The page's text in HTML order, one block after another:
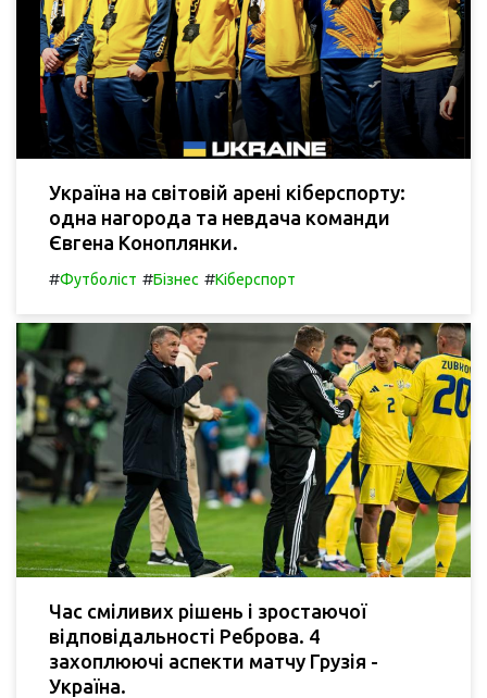
Україна на світовій арені кіберспорту:
одна нагорода та невдача команди
Євгена Коноплянки.
#Футболіст #Бізнес #Кіберспорт
Час сміливих рішень і зростаючої
відповідальності Реброва. 4
захоплюючі аспекти матчу Грузія -
Україна.